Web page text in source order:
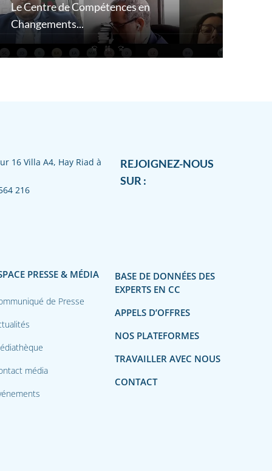
Le Centre de Compétences en
Changements...
16 Villa A4, Hay Riad à
216
REJOIGNEZ-NOUS
SUR :
PRESSE & MÉDIA
de Presse
média
BASE DE DONNÉES DES
EXPERTS EN CC
APPELS D’OFFRES
NOS PLATEFORMES
TRAVAILLER AVEC NOUS
CONTACT